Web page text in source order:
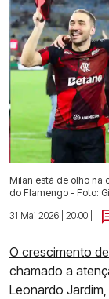
Milan está de olho na
do Flamengo - Foto:
31 Mai 2026 | 20:00 |
O crescimento
chamado a
Leonardo